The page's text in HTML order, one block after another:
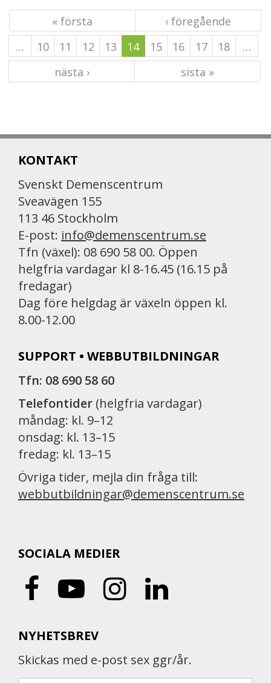
« första
‹ föregående
…
10 11 12 13 14 15 16 17 18
…
nästa ›
sista »
KONTAKT
Svenskt Demenscentrum
Sveavägen 155
113 46 Stockholm
E-post: info@demenscentrum.se
Tfn (växel): 08 690 58 00. Öppen
helgfria vardagar kl 8-16.45 (16.15 på
fredagar)
Dag före helgdag är växeln öppen kl.
8.00-12.00
SUPPORT • WEBBUTBILDNINGAR
Tfn: 08 690 58 60
Telefontider (helgfria vardagar)
måndag: kl. 9–12
onsdag: kl. 13–15
fredag: kl. 13–15
Övriga tider, mejla din fråga till:
webbutbildningar@demenscentrum.se
SOCIALA MEDIER
NYHETSBREV
Skickas med e-post sex ggr/år.